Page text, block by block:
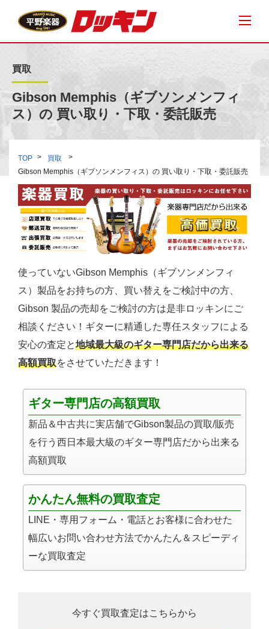
買取
Gibson Memphis（ギブソンメンフィ
ス）の 買い取り・下取・委託販売
TOP
買取
Gibson Memphis（ギブソンメンフィス）の 買い取り・下取・委託販売
使っていないGibson Memphis（ギブソンメンフィ
ス）製品をお持ちの方、買い替えをご検討中の方、
Gibson 製品の売却をご検討の方は是非ロッキンにご
相談ください！ギターに精通した専任スタッフによる
安心の査定と地域最大級のギター専門店だから出来る
高額買取をさせていただきます！
ギター専門店の高額買取
新品＆中古共に実店舗でGibson製品の買取/販売
を行う西日本最大級のギター専門店だから出来る
高額買取
かんたん無料の買取査定
LINE・専用フォーム・電話とお客様に合わせた
幅広いお問い合わせ方法でかんたん＆スピーディ
ーな買取査定
今すぐ買取査定はこちらから